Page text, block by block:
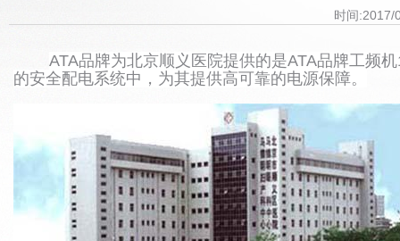
时间
ATA品牌为北京顺义 医院提供的是ATA品牌工频
的安全配电系统中，为其提供高可靠的电源保障。